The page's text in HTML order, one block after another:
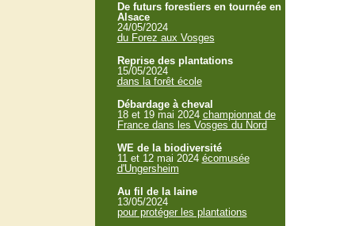
De futurs forestiers en tournée en
Alsace
24/05/2024
du Forez aux Vosges
Reprise des plantations
15/05/2024
dans la forêt école
Débardage à cheval
18 et 19 mai 2024 championnat de
France dans les Vosges du Nord
WE de la biodiversité
11 et 12 mai 2024 écomusée
d'Ungersheim
Au fil de la laine
13/05/2024
pour protéger les plantations